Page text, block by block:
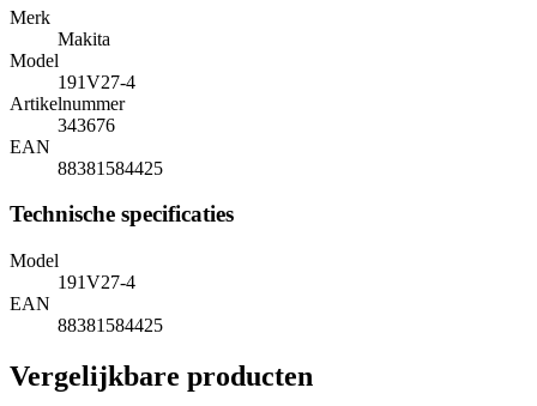
Merk
Makita
Model
191V27-4
Artikelnummer
343676
EAN
88381584425
Technische specificaties
Model
191V27-4
EAN
88381584425
Vergelijkbare producten